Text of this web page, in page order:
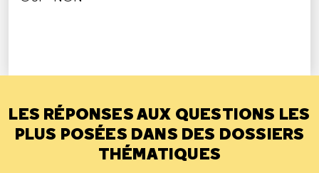
LES RÉPONSES AUX QUESTIONS LES
PLUS POSÉES DANS DES DOSSIERS
THÉMATIQUES